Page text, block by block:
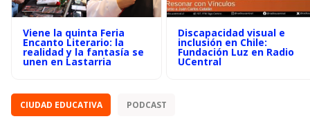
Viene la quinta Feria
Encanto Literario: la
realidad y la fantasía se
unen en Lastarria
Discapacidad visual e
inclusión en Chile:
Fundación Luz en Radio
UCentral
CIUDAD EDUCATIVA PODCAST